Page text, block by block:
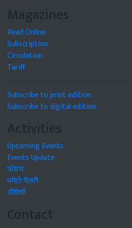
Magazines
Read Online
Subscription
Circulation
Tariff
Subscribe to print edition
Subscribe to digital edition
Activities
Upcoming Events
Events Update
फोरम
फोटो गैलरी
वीडियो
Contact